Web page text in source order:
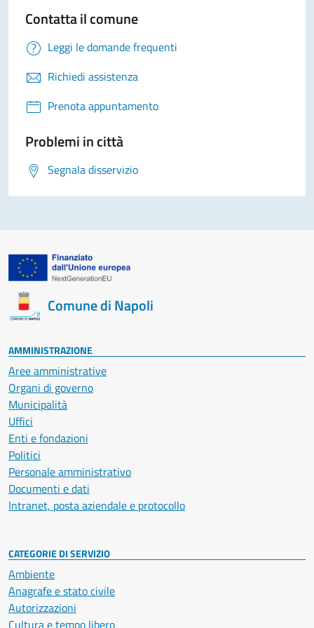
Contatta il comune
Leggi le domande frequenti
Richiedi assistenza
Prenota appuntamento
Problemi in città
Segnala disservizio
Comune di Napoli
AMMINISTRAZIONE
Aree amministrative
Organi di governo
Municipalità
Uffici
Enti e fondazioni
Politici
Personale amministrativo
Documenti e dati
Intranet, posta aziendale e protocollo
CATEGORIE DI SERVIZIO
Ambiente
Anagrafe e stato civile
Autorizzazioni